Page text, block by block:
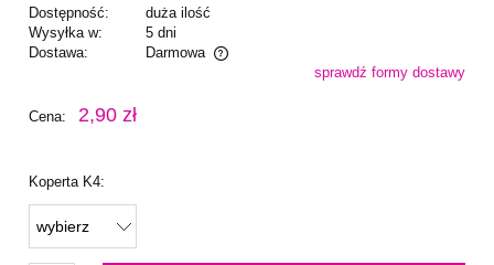
Dostępność:
duża ilość
Wysyłka w:
5 dni
Dostawa:
Darmowa
Cena nie zawiera ewentualnych kosztów płatnościsprawdź formy dostawy
Cena: 2,90 zł
Koperta K4: